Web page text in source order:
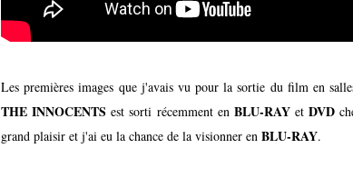
Les premières images que j'avais vu pour la sortie du film en
THE INNOCENTS est sorti récemment en BLU-RAYet DVD
grand plaisir et j'ai eu la chance de la visionner en BLU-RAY.